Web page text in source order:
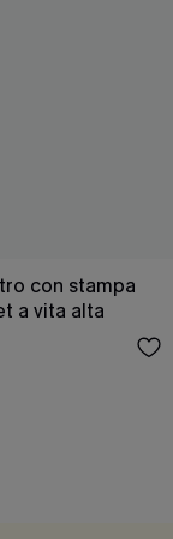
con stampa
a vita alta